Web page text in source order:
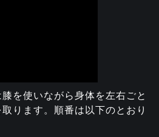
を使いながら身体を左右ごと
ります。順番は以下のとおり